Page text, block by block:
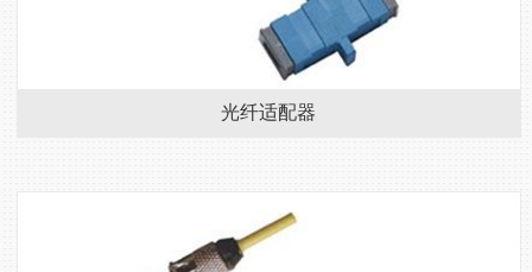
光纤适配器